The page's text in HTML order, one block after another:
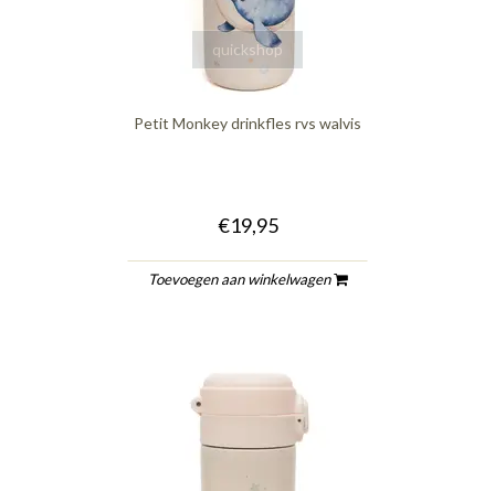
quickshop
Petit Monkey drinkfles rvs walvis
€19,95
Toevoegen aan winkelwagen